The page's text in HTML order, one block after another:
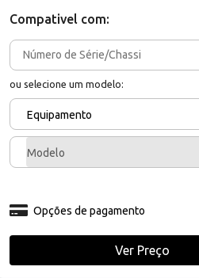
Compativel com:
ou selecione um modelo:
Equipamento
Modelo
Opções de pagamento
Ver Preço